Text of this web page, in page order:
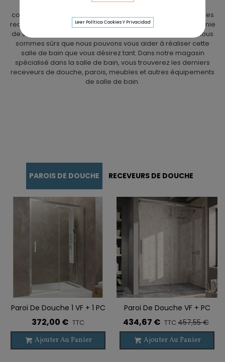
Leer Política Cookies Y Privacidad
Votre salle de bain idéale ? Un lieu chaleureux, intime,
confortable, décoré à votre goût et confortable dans tous ses
recoins. Chez Asealia France, nous avons près d'une décennie
de satisfaction derrière nous pour plus de 25 000 clients, nous
sommes sûrs que nous pouvons vous aider à réaliser cette
salle de bain que vous désirez tant. Dans notre magasin
spécialisé dans la salle de bain, vous trouverez les derniers
receveurs de douche, parois, meubles et autres équipements
de salle de bain.
PAROIS DE DOUCHE RECEVEURS DE DOUCHE
Paroi De Douche 1 VF + 1 PC
AKTUAL
372,00 € TTC
Ajouter Au Panier
Paroi De Douche VF + PC
LUNA
434,67 € TTC 457,55 €
Ajouter Au Panier